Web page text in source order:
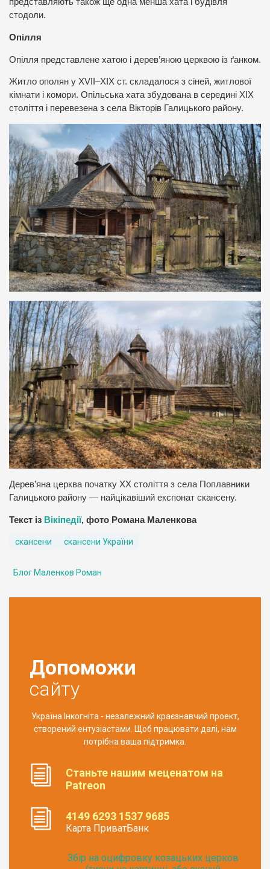
представляють також ще одна менша хата і будівля
стодоли.
Опілля
Опілля представлене хатою і дерев’яною церквою із ґанком.
Житло ополян у XVII–XIX ст. складалося з сіней, житлової
кімнати і комори. Опільська хата збудована в середині XIX
століття і перевезена з села Вікторів Галицького району.
Дерев’яна церква початку XX століття з села Поплавники
Галицького району — найцікавіший експонат скансену.
Текст із Вікіпедії, фото Романа Маленкова
скансени скансени України
Блог Маленков Роман
Допоможи
сайту
Україна Інкогніта - незалежний краєзнавчий проект,
створений ентузіастами. Щоб працювати далі, нам
потрібна ваша підтримка.
Станьте нашим меценатом на
Patreon
4149 6293 1537 9685
Карта ПриватБанк
Збір на оцифровку козацьких церков